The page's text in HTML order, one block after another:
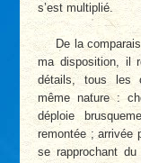
s’est multiplié.
De la
ma disposition, il
détails, tous les
même nature :
déploie
remontée ; arrivée
se rapprochant